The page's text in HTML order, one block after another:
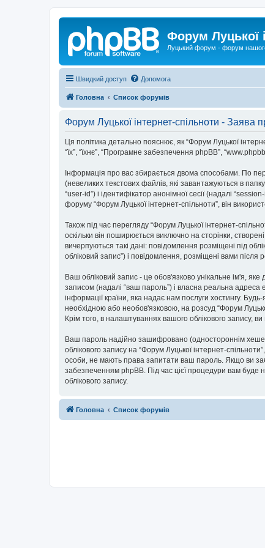
Форум Луцької
Луцький форум - форум
Швидкий доступ Допомога
Головна Список форумів
Форум Луцької інтернет-спільноти - Заява
Ця політика детально пояснює, як “Форум Луцької
“їх”, “їхнє”, “Програмне забезпечення phpBB”,
Інформація про вас збирається двома способами. По
(невеликих текстових файлів, які завантажуються в
“user-id”) і ідентифікатор анонімної сесії (надалі
форуму “Форум Луцької інтернет-спільноти”, він
Також під час перегляду “Форум Луцької інтернет-
оскільки він поширюється виключно на сторінки,
вичерпуються такі дані: повідомлення розміщені під
обліковий запис”) і повідомлення, розміщені вами після
Ваш обліковий запис - це обов'язково унікальне ім'я,
записом (надалі “ваш пароль”) і власна реальна
інформації країни, яка надає нам послуги хостингу.
необхідною або необов'язковою, на розсуд “Форум
Крім того, в налаштуваннях вашого облікового запису,
Ваш пароль надійно зашифровано (одностороннім
облікового запису на “Форум Луцької інтернет-
особи, не мають права запитати ваш пароль. Якщо ви
забезпеченням phpBB. Під час цієї процедури вам
облікового запису.
Головна Список форумів